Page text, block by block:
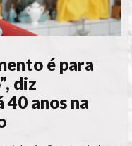
é para
diz
40 anos na